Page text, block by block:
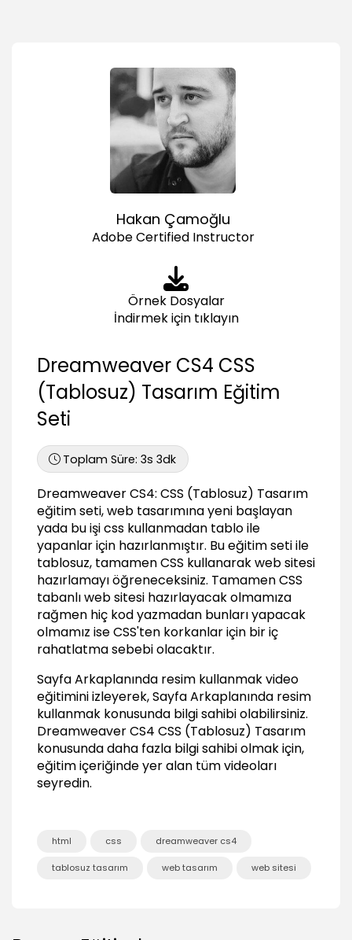
Yeni HTML doküman oluşturmak
DIV ve CSS Kullanımı
Sayfa Arkaplan rengini değiştirmek
Mevcut CSS kurallarına müdahale etmek
Linkler için CSS oluşturmak
DIV ve CSS Kullanımı - 2
Sayfa Arkaplanında resim kullanmak
02:11
İç içe DIV oluşturmak
06:37
etmek
01:32
CSS Menu Tasarımı
Sırasız Liste ( Unordered List ) ile CSS Menu
Tasarımı
06:49
CSS ile yatay menu oluşturmak
04:40
Arkaplan ( Background ) Kulanımları
Arkaplanda tek bir fotoğraf kullanmak
Arkaplanı sabitlemek
01:19
Arkaplanda degrade ( gradient ) kullanımı
Arkaplanda Flash animasyon kullanmak ( Flash
Background )
11:16
Hakan Çamoğlu
Adobe Certified Instructor
Örnek Dosyalar
İndirmek için tıklayın
Dreamweaver CS4 CSS
(Tablosuz) Tasarım Eğitim
Seti
Toplam Süre:3s 3dk
Dreamweaver CS4: CSS (Tablosuz) Tasarım
eğitim seti, web tasarımına yeni başlayan
yada bu işi css kullanmadan tablo ile
yapanlar için hazırlanmıştır. Bu eğitim seti ile
tablosuz, tamamen CSS kullanarak web sitesi
hazırlamayı öğreneceksiniz. Tamamen CSS
tabanlı web sitesi hazırlayacak olmamıza
rağmen hiç kod yazmadan bunları yapacak
olmamız ise CSS'ten korkanlar için bir iç
rahatlatma sebebi olacaktır.
Sayfa Arkaplanında resim kullanmak video
eğitimini izleyerek, Sayfa Arkaplanında resim
kullanmak konusunda bilgi sahibi olabilirsiniz.
Dreamweaver CS4 CSS (Tablosuz) Tasarım
konusunda daha fazla bilgi sahibi olmak için,
eğitim içeriğinde yer alan tüm videoları
seyredin.
html css dreamweaver cs4
tablosuz tasarım web tasarım web sitesi